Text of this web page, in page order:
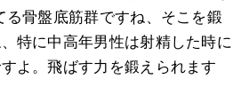
骨盤底筋群ですね、そこを鍛
特に中高年男性は射精した時に
よ。飛ばす力を鍛えられます